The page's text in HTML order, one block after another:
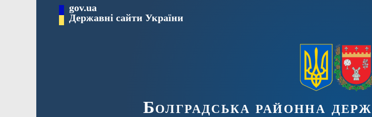
Перейти gov.ua
Державні сайти України
Болградська районна